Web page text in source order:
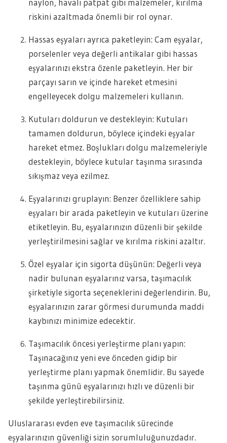
naylon, havalı patpat gibi malzemeler, kırılma
riskini azaltmada önemli bir rol oynar.
Hassas eşyaları ayrıca paketleyin: Cam eşyalar,
porselenler veya değerli antikalar gibi hassas
eşyalarınızı ekstra özenle paketleyin. Her bir
parçayı sarın ve içinde hareket etmesini
engelleyecek dolgu malzemeleri kullanın.
Kutuları doldurun ve destekleyin: Kutuları
tamamen doldurun, böylece içindeki eşyalar
hareket etmez. Boşlukları dolgu malzemeleriyle
destekleyin, böylece kutular taşınma sırasında
sıkışmaz veya ezilmez.
Eşyalarınızı gruplayın: Benzer özelliklere sahip
eşyaları bir arada paketleyin ve kutuları üzerine
etiketleyin. Bu, eşyalarınızın düzenli bir şekilde
yerleştirilmesini sağlar ve kırılma riskini azaltır.
Özel eşyalar için sigorta düşünün: Değerli veya
nadir bulunan eşyalarınız varsa, taşımacılık
şirketiyle sigorta seçeneklerini değerlendirin. Bu,
eşyalarınızın zarar görmesi durumunda maddi
kaybınızı minimize edecektir.
Taşımacılık öncesi yerleştirme planı yapın:
Taşınacağınız yeni eve önceden gidip bir
yerleştirme planı yapmak önemlidir. Bu sayede
taşınma günü eşyalarınızı hızlı ve düzenli bir
şekilde yerleştirebilirsiniz.
Uluslararası evden eve taşımacılık sürecinde
eşyalarınızın güvenliği sizin sorumluluğunuzdadır.